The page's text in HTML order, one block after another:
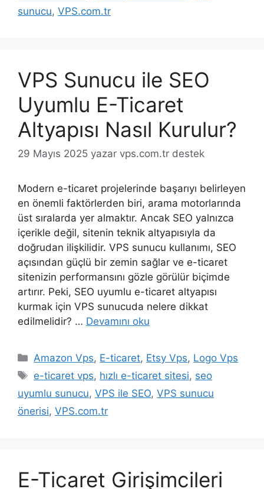
sunucu, VPS.com.tr
VPS Sunucu ile SEO
Uyumlu E-Ticaret
Altyapısı Nasıl Kurulur?
29 Mayıs 2025 yazar vps.com.tr destek
Modern e-ticaret projelerinde başarıyı belirleyen
en önemli faktörlerden biri, arama motorlarında
üst sıralarda yer almaktır. Ancak SEO yalnızca
içerikle değil, sitenin teknik altyapısıyla da
doğrudan ilişkilidir. VPS sunucu kullanımı, SEO
açısından güçlü bir zemin sağlar ve e-ticaret
sitenizin performansını gözle görülür biçimde
artırır. Peki, SEO uyumlu e-ticaret altyapısı
kurmak için VPS sunucuda nelere dikkat
edilmelidir? … Devamını oku
Kategoriler
Amazon Vps, E-ticaret, Etsy Vps, Logo Vps
Etiketler
e-ticaret vps, hızlı e-ticaret sitesi, seo
uyumlu sunucu, VPS ile SEO, VPS sunucu
önerisi, VPS.com.tr
E-Ticaret Girişimcileri